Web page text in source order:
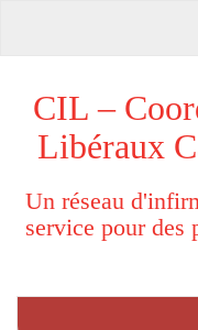
CIL –
Libéraux
Un réseau
service pour des